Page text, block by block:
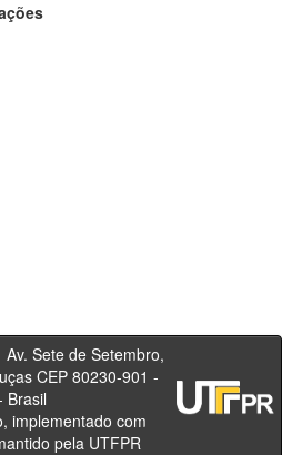
de Setembro,
CEP 80230-901 -
- PR - Brasil
implementado com
pela UTFPR